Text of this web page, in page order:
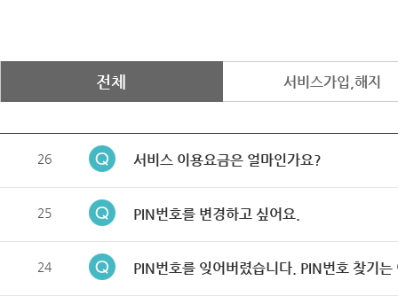
전체 서비스가입,해지
26 서비스 이용요금은 얼마인가요?
25 PIN번호를 변경하고 싶어요.
24 PIN번호를 잊어버렸습니다. PIN번호 찾기는